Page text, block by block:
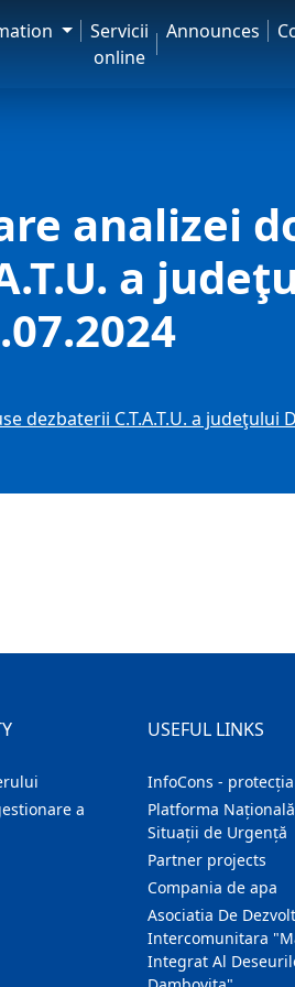
Servicii
online
Announces
analizei
a
dezbaterii C.T.A.T.U. a judeţului
a
USEFUL LINKS
InfoCons -
Platforma
Situații de Urgență
Partner projects
Compania de apa
Asociatia De
Intercomunitara
Integrat Al